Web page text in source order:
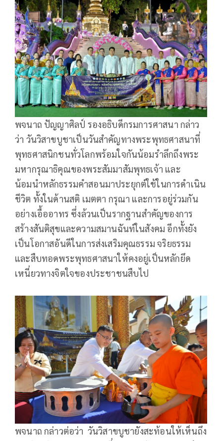
พจนาถ ปัญญาศิลป์ รองอธิบดีกรมการศาสนา กล่าว
ว่า วันวิสาขบูชาเป็นวันสำคัญทางพระพุทธศาสนาที่
พุทธศาสนิกชนทั่วโลกพร้อมใจกันน้อมรำลึกถึงพระ
มหากรุณาธิคุณของพระสัมมาสัมพุทธเจ้า และ
น้อมนำหลักธรรมคำสอนมาประยุกต์ใช้ในการดำเนิน
ชีวิต ทั้งในด้านสติ เมตตา กรุณา และการอยู่ร่วมกัน
อย่างเอื้ออาทร ซึ่งล้วนเป็นรากฐานสำคัญของการ
สร้างสันติสุขและความสมานฉันท์ในสังคม อีกทั้งยัง
เป็นโอกาสอันดีในการส่งเสริมคุณธรรม จริยธรรม
และสืบทอดพระพุทธศาสนาให้คงอยู่เป็นหลักยึด
เหนี่ยวทางจิตใจของประชาชนสืบไป
พจนาถ กล่าวต่อว่า วันวิสาขบูชายังสะท้อนให้เห็นถึง